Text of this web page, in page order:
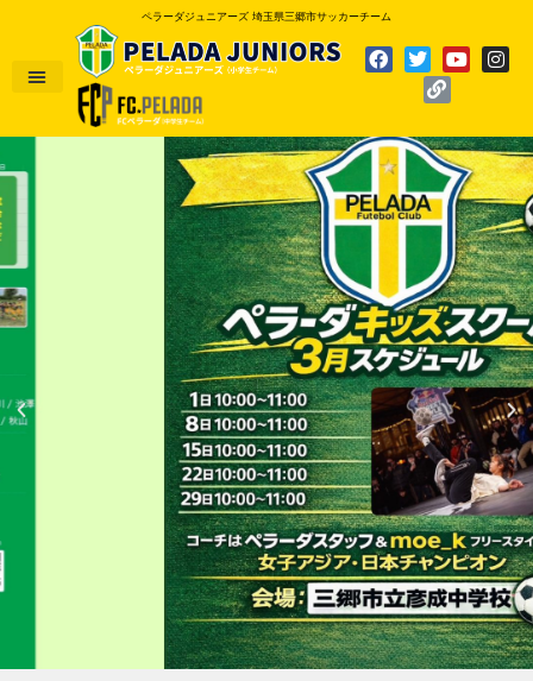
ペラーダジュニアーズ 埼玉県三郷市サッカーチーム